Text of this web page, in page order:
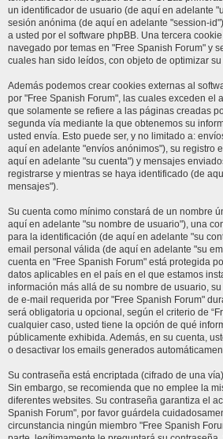
un identificador de usuario (de aquí en adelante
sesión anónima (de aquí en adelante "session-
a usted por el software phpBB. Una tercera
navegado por temas en "Free Spanish Forum" y
cuales han sido leídos, con objeto de optimizar
Además podemos crear cookies externas al
por "Free Spanish Forum", las cuales exceden el
que solamente se refiere a las páginas creadas
segunda vía mediante la que obtenemos su
usted envía. Esto puede ser, y no limitado a:
aquí en adelante "envíos anónimos"), su registro
aquí en adelante "su cuenta") y mensajes
registrarse y mientras se haya identificado (de
mensajes").
Su cuenta como mínimo constará de un nombre
aquí en adelante "su nombre de usuario"), una
para la identificación (de aquí en adelante "su
email personal válida (de aquí en adelante "su
cuenta en "Free Spanish Forum" está protegida
datos aplicables en el país en el que estamos
información más allá de su nombre de usuario,
de e-mail requerida por "Free Spanish Forum"
será obligatoria u opcional, según el criterio de
cualquier caso, usted tiene la opción de qué
públicamente exhibida. Además, en su cuenta,
o desactivar los emails generados
Su contraseña está encriptada (cifrado de una
Sin embargo, se recomienda que no emplee la
diferentes websites. Su contraseña garantiza el
Spanish Forum", por favor guárdela
circunstancia ningún miembro "Free Spanish